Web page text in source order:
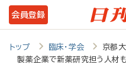
メ
イ
会員登録
トップ 臨床・学会
京都大
製薬企業で新薬研究担う人材も